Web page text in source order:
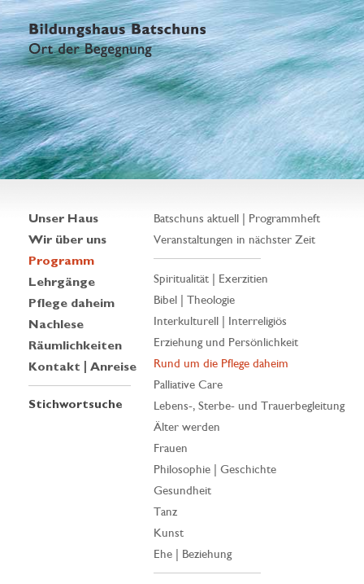
Unser Haus
Wir über uns
Programm
Lehrgänge
Pflege daheim
Nachlese
Räumlichkeiten
Kontakt | Anreise
Stichwortsuche
Batschuns aktuell | Programmheft
Veranstaltungen in nächster Zeit
Spiritualität | Exerzitien
Bibel | Theologie
Interkulturell | Interreligiös
Erziehung und Persönlichkeit
Rund um die Pflege daheim
Palliative Care
Lebens-, Sterbe- und Trauerbegleitung
Älter werden
Frauen
Philosophie | Geschichte
Gesundheit
Tanz
Kunst
Ehe | Beziehung